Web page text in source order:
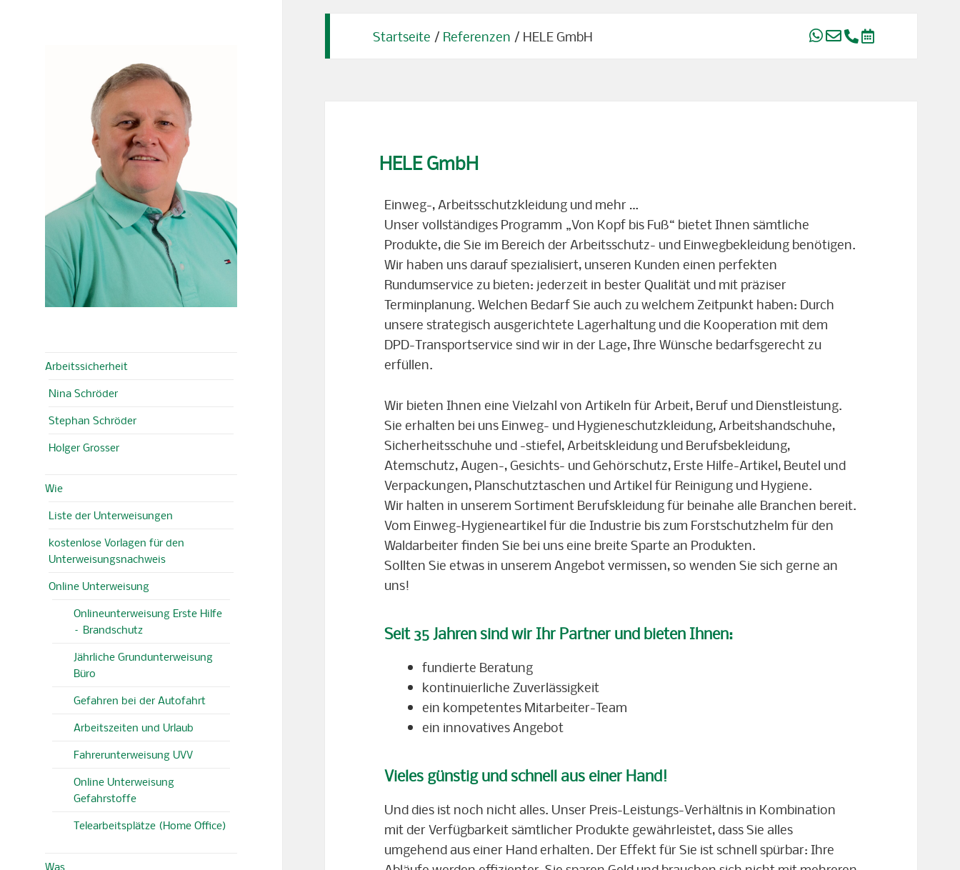
Arbeitssicherheit
Nina Schröder
Stephan Schröder
Holger Grosser
Wie
Liste der Unterweisungen
kostenlose Vorlagen für den
Unterweisungsnachweis
Online Unterweisung
Onlineunterweisung Erste Hilfe
– Brandschutz
Jährliche Grundunterweisung
Büro
Gefahren bei der Autofahrt
Arbeitszeiten und Urlaub
Fahrerunterweisung UVV
Online Unterweisung
Gefahrstoffe
Telearbeitsplätze (Home Office)
Was
Startseite / Referenzen / HELE GmbH
HELE GmbH
Einweg-, Arbeitsschutzkleidung und mehr …
Unser vollständiges Programm „Von Kopf bis Fuß“ bietet Ihnen sämtliche
Produkte, die Sie im Bereich der Arbeitsschutz- und Einwegbekleidung benötigen.
Wir haben uns darauf spezialisiert, unseren Kunden einen perfekten
Rundumservice zu bieten: jederzeit in bester Qualität und mit präziser
Terminplanung. Welchen Bedarf Sie auch zu welchem Zeitpunkt haben: Durch
unsere strategisch ausgerichtete Lagerhaltung und die Kooperation mit dem
DPD-Transportservice sind wir in der Lage, Ihre Wünsche bedarfsgerecht zu
erfüllen.
Wir bieten Ihnen eine Vielzahl von Artikeln für Arbeit, Beruf und Dienstleistung.
Sie erhalten bei uns Einweg- und Hygieneschutzkleidung, Arbeitshandschuhe,
Sicherheitsschuhe und -stiefel, Arbeitskleidung und Berufsbekleidung,
Atemschutz, Augen-, Gesichts- und Gehörschutz, Erste Hilfe-Artikel, Beutel und
Verpackungen, Planschutztaschen und Artikel für Reinigung und Hygiene.
Wir halten in unserem Sortiment Berufskleidung für beinahe alle Branchen bereit.
Vom Einweg-Hygieneartikel für die Industrie bis zum Forstschutzhelm für den
Waldarbeiter finden Sie bei uns eine breite Sparte an Produkten.
Sollten Sie etwas in unserem Angebot vermissen, so wenden Sie sich gerne an
uns!
Seit 35 Jahren sind wir Ihr Partner und bieten Ihnen:
fundierte Beratung
kontinuierliche Zuverlässigkeit
ein kompetentes Mitarbeiter-Team
ein innovatives Angebot
Vieles günstig und schnell aus einer Hand!
Und dies ist noch nicht alles. Unser Preis-Leistungs-Verhältnis in Kombination
mit der Verfügbarkeit sämtlicher Produkte gewährleistet, dass Sie alles
umgehend aus einer Hand erhalten. Der Effekt für Sie ist schnell spürbar: Ihre